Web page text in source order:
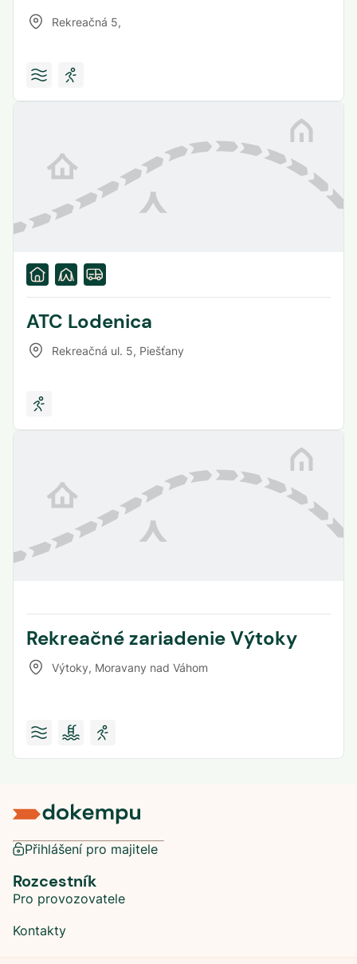
Rekreačná 5,
ATC Lodenica
Rekreačná ul. 5, Piešťany
Rekreačné zariadenie Výtoky
Výtoky, Moravany nad Váhom
Přihlášení pro majitele
Rozcestník
Pro provozovatele
Kontakty